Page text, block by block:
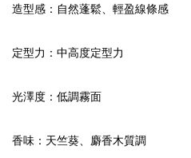
造型感：自然蓬鬆、輕盈線條感
定型力：中高度定型力
光澤度：低調霧面
香味：天竺葵、麝香木質調